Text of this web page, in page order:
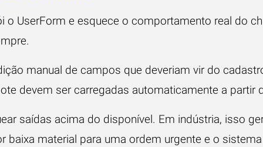
o UserForm e esquece o comportamento real do
manual de campos que deveriam vir do
devem ser carregadas automaticamente a partir
saídas acima do disponível. Em indústria, isso
baixa material para uma ordem urgente e o sistema